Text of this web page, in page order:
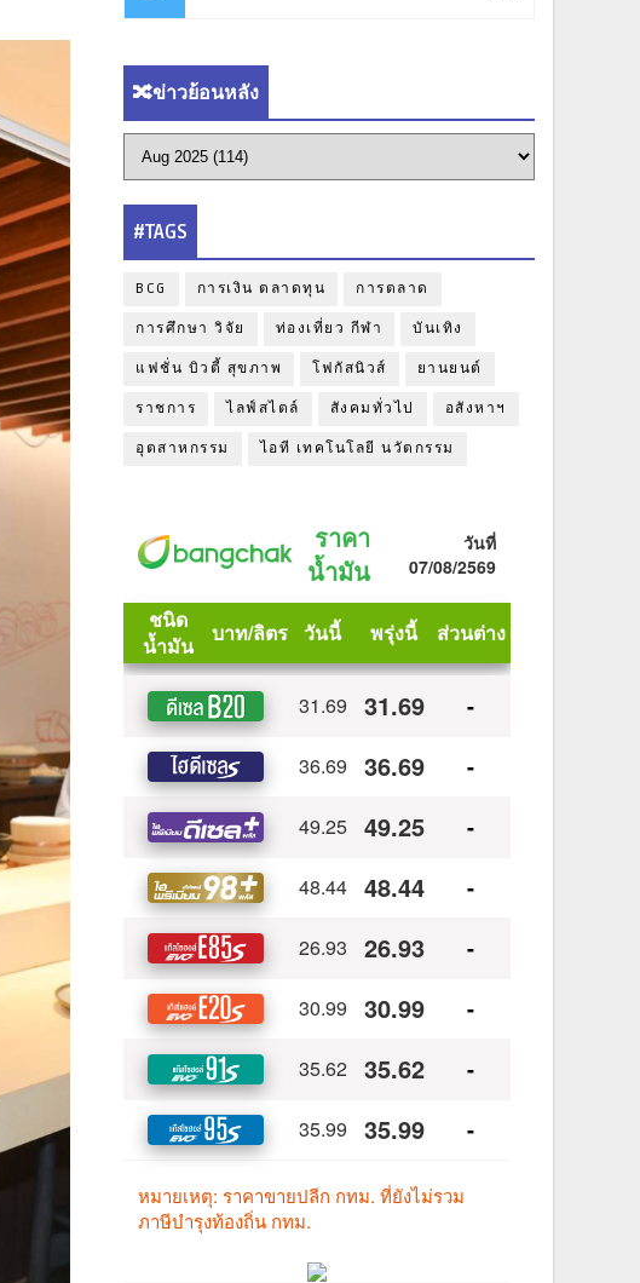
🔀ข่าวย้อนหลัง
#TAGS
BCG การเงิน ตลาดทุน การตลาด
การศึกษา วิจัย ท่องเที่ยว กีฬา บันเทิง
แฟชั่น บิวตี้ สุขภาพ โฟกัสนิวส์ ยานยนต์
ราชการ ไลฟ์สไตล์ สังคมทั่วไป อสังหาฯ
อุตสาหกรรม ไอที เทคโนโลยี นวัตกรรม